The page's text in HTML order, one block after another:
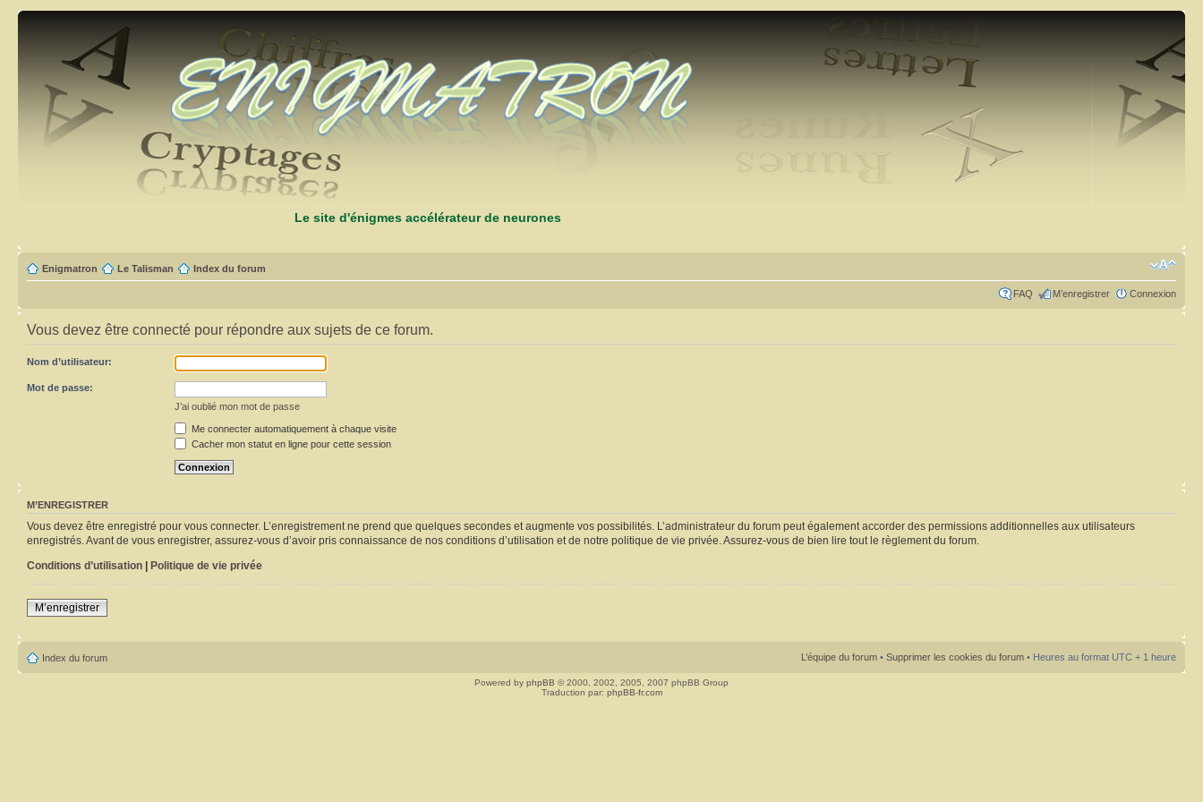
Le site d'énigmes accélérateur de neurones
Enigmatron Le Talisman Index du forum
FAQ M’enregistrer Connexion
Vous devez être connecté pour répondre aux sujets de ce forum.
Nom d’utilisateur:
Mot de passe:
J’ai oublié mon mot de passe
Me connecter automatiquement à chaque visite
Cacher mon statut en ligne pour cette session
M’ENREGISTRER
Vous devez être enregistré pour vous connecter. L’enregistrement ne prend que quelques secondes et augmente vos possibilités. L’administrateur du forum peut également accorder des permissions additionnelles aux utilisateurs
enregistrés. Avant de vous enregistrer, assurez-vous d’avoir pris connaissance de nos conditions d’utilisation et de notre politique de vie privée. Assurez-vous de bien lire tout le règlement du forum.
Conditions d’utilisation | Politique de vie privée
M’enregistrer
Index du forum L’équipe du forum • Supprimer les cookies du forum • Heures au format UTC + 1 heure
Powered by phpBB © 2000, 2002, 2005, 2007 phpBB Group
Traduction par: phpBB-fr.com